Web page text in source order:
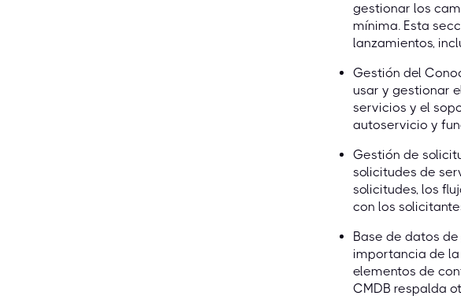
gestionar los
mínima. Esta
lanzamientos,
Gestión del
usar y gestionar
servicios y el
autoservicio y
Gestión de
solicitudes de
solicitudes, los
con los
Base de datos
importancia de la
elementos de
CMDB respalda